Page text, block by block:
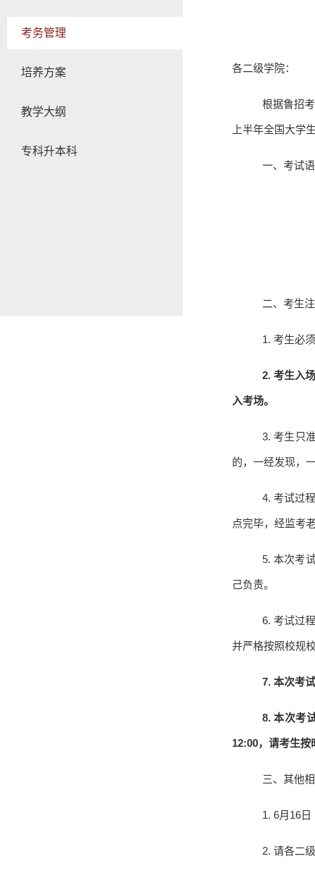
考务管理
培养方案
教学大纲
专科升本科
各二级学院：
根据鲁招
上半年全国大学
一、考试
二、考生
1. 考生必
2. 考生入
入考场。
3. 考生只
的，一经发现，
4. 考试过
点完毕，经监考
5. 本次考
己负责。
6. 考试过
并严格按照校规
7. 本次考
8.本次考
12:00，请考生按
三、其他
1. 6月 16日
2. 请各二